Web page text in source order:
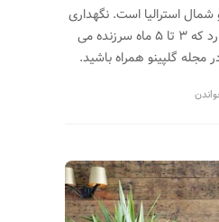
استرالیا است. نگهداری
ارکیده آسان نیست. اما گل های بادوامی دارد که ۳ تا ۵ ماه سرزنده می
مجله گلپینو همراه باشید.